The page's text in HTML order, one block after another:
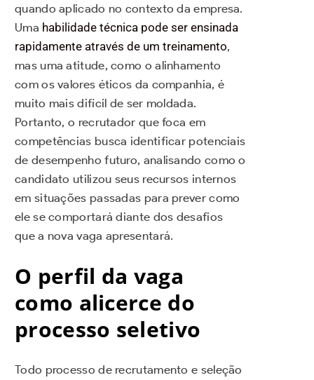
quando aplicado no contexto da empresa.
Uma habilidade técnica pode ser ensinada
rapidamente através de um treinamento,
mas uma atitude, como o alinhamento
com os valores éticos da companhia, é
muito mais difícil de ser moldada.
Portanto, o recrutador que foca em
competências busca identificar potenciais
de desempenho futuro, analisando como o
candidato utilizou seus recursos internos
em situações passadas para prever como
ele se comportará diante dos desafios
que a nova vaga apresentará.
O perfil da vaga
como alicerce do
processo seletivo
Todo processo de recrutamento e seleção